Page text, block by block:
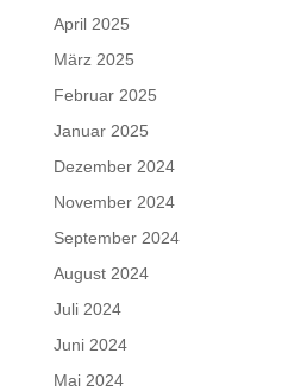
April 2025
März 2025
Februar 2025
Januar 2025
Dezember 2024
November 2024
September 2024
August 2024
Juli 2024
Juni 2024
Mai 2024